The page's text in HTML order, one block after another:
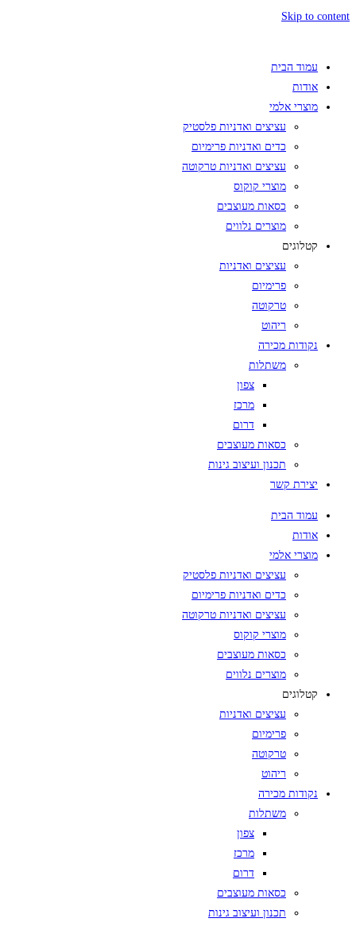
Skip to content
עמוד הבית
אודות
מוצרי אלמי
עציצים ואדניות פלסטיק
כדים ואדניות פרימיום
עציצים ואדניות טרקוטה
מוצרי קוקוס
כסאות מעוצבים
מוצרים נלווים
קטלוגים
עציצים ואדניות
פרימיום
טרקוטה
ריהוט
נקודות מכירה
משתלות
צפון
מרכז
דרום
כסאות מעוצבים
תכנון ועיצוב גינות
יצירת קשר
עמוד הבית
אודות
מוצרי אלמי
עציצים ואדניות פלסטיק
כדים ואדניות פרימיום
עציצים ואדניות טרקוטה
מוצרי קוקוס
כסאות מעוצבים
מוצרים נלווים
קטלוגים
עציצים ואדניות
פרימיום
טרקוטה
ריהוט
נקודות מכירה
משתלות
צפון
מרכז
דרום
כסאות מעוצבים
תכנון ועיצוב גינות